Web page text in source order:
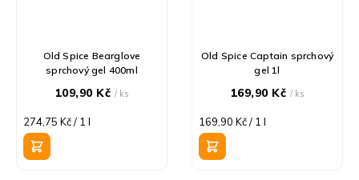
Old Spice Bearglove
sprchový gel 400ml
109,90 Kč / ks
Měrná
cena:
274,75 Kč / 1 l
Old Spice Captain sprchový
gel 1l
169,90 Kč / ks
Měrná
cena:
169,90 Kč / 1 l